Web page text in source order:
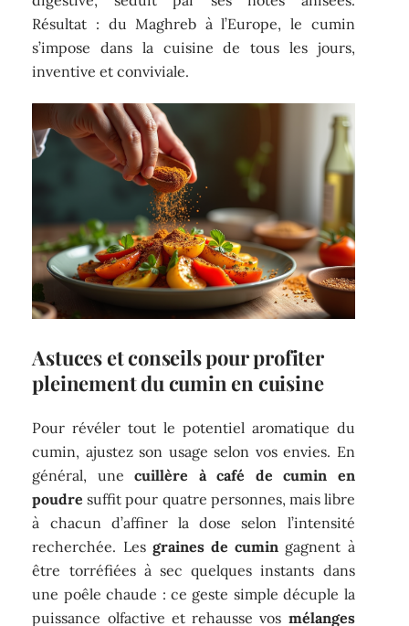
Résultat : du Maghreb à l’Europe, le cumin
s’impose dans la cuisine de tous les jours,
inventive et conviviale.
Astuces et conseils pour profiter
pleinement du cumin en cuisine
Pour révéler tout le potentiel aromatique du
cumin, ajustez son usage selon vos envies. En
général, unecuillère à café de cumin en
poudre suffit pour quatre personnes, mais libre
à chacun d’affiner la dose selon l’intensité
recherchée. Les graines de cumin gagnent à
être torréfiées à sec quelques instants dans
une poêle chaude : ce geste simple décuple la
puissance olfactive et rehausse vos mélanges